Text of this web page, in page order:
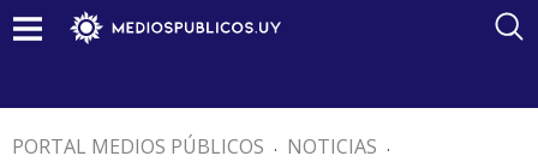
PORTAL MEDIOS PÚBLICOS . NOTICIAS .